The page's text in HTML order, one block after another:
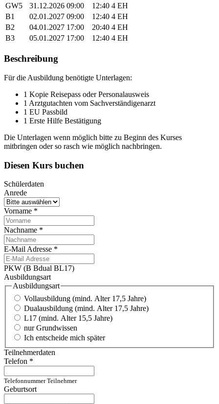
GW5
31.12.2026 09:00 12:40 4 EH
B1
02.01.2027 09:00 12:40 4 EH
B2
04.01.2027 17:00 20:40 4 EH
B3
05.01.2027 17:00 12:40 4 EH
Beschreibung
Für die Ausbildung benötigte Unterlagen:
1 Kopie Reisepass oder Personalausweis
1 Arztgutachten vom Sachverständigenarzt
1 EU Passbild
1 Erste Hilfe Bestätigung
Die Unterlagen wenn möglich bitte zu Beginn des Kurses
mitbringen oder so rasch wie möglich nachbringen.
Diesen Kurs buchen
Schülerdaten
Anrede
Vorname *
Nachname *
E-Mail Adresse *
PKW (B Bdual BL17)
Ausbildungsart
Ausbildungsart
Vollausbildung (mind. Alter 17,5 Jahre)
Dualausbildung (mind. Alter 17,5 Jahre)
L17 (mind. Alter 15,5 Jahre)
nur Grundwissen
Ich entscheide mich später
Teilnehmerdaten
Telefon *
Telefonnummer Teilnehmer
Geburtsort